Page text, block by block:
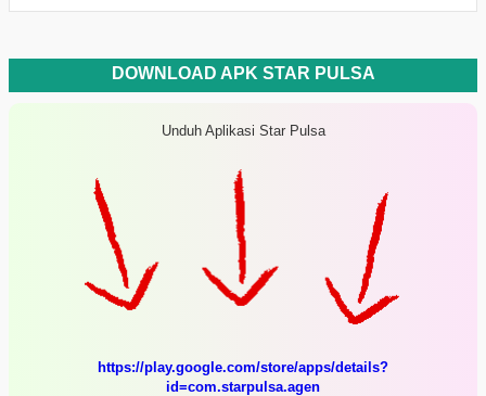
DOWNLOAD APK STAR PULSA
Unduh Aplikasi Star Pulsa
https://play.google.com/store/apps/details?
id=com.starpulsa.agen